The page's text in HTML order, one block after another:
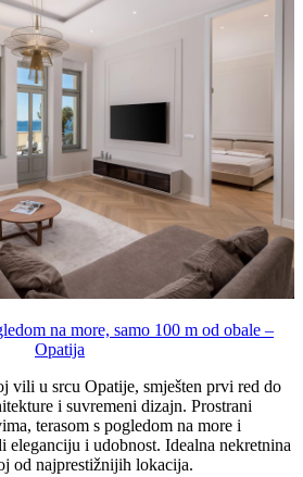
na more, samo 100 m od obale –
Opatija
vili u srcu Opatije, smješten prvi red do
i suvremeni dizajn. Prostrani
terasom s pogledom na more i
eleganciju i udobnost. Idealna nekretnina
od najprestižnijih lokacija.